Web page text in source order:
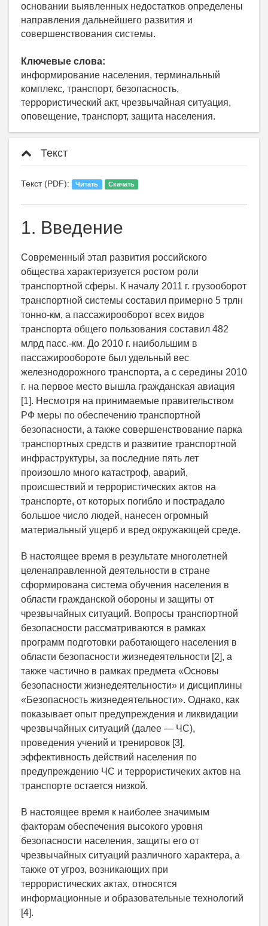
основании выявленных недостатков определены
направления дальнейшего развития и
совершенствования системы.
Ключевые слова:
информирование населения, терминальный
комплекс, транспорт, безопасность,
террористический акт, чрезвычайная ситуация,
оповещение, транспорт, защита населения.
Текст
Текст (PDF): Читать Скачать
1. Введение
Современный этап развития российского
общества характеризуется ростом роли
транспортной сферы. К началу 2011 г. грузооборот
транспортной системы составил примерно 5 трлн
тонно-км, а пассажирооборот всех видов
транспорта общего пользования составил 482
млрд пасс.-км. До 2010 г. наибольшим в
пассажирообороте был удельный вес
железнодорожного транспорта, а с середины 2010
г. на первое место вышла гражданская авиация
[1]. Несмотря на принимаемые правительством
РФ меры по обеспечению транспортной
безопасности, а также совершенствование парка
транспортных средств и развитие транспортной
инфраструктуры, за последние пять лет
произошло много катастроф, аварий,
происшествий и террористических актов на
транспорте, от которых погибло и пострадало
большое число людей, нанесен огромный
материальный ущерб и вред окружающей среде.
В настоящее время в результате многолетней
целенаправленной деятельности в стране
сформирована система обучения населения в
области гражданской обороны и защиты от
чрезвычайных ситуаций. Вопросы транспортной
безопасности рассматриваются в рамках
программ подготовки работающего населения в
области безопасности жизнедеятельности [2], а
также частично в рамках предмета «Основы
безопасности жизнедеятельности» и дисциплины
«Безопасность жизнедеятельности». Однако, как
показывает опыт предупреждения и ликвидации
чрезвычайных ситуаций (далее — ЧС),
проведения учений и тренировок [3],
эффективность действий населения по
предупреждению ЧС и террористичеких актов на
транспорте остается низкой.
В настоящее время к наиболее значимым
факторам обеспечения высокого уровня
безопасности населения, защиты его от
чрезвычайных ситуаций различного характера, а
также от угроз, возникающих при
террористических актах, относятся
информационные и образовательные технологий
[4].